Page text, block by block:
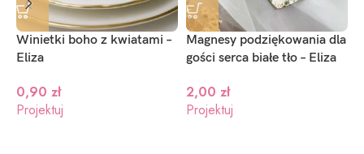
Winietki boho z kwiatami –
Eliza
0,90 zł
Projektuj
Magnesy podziękowania dla
gości serca białe tło – Eliza
2,00 zł
Projektuj